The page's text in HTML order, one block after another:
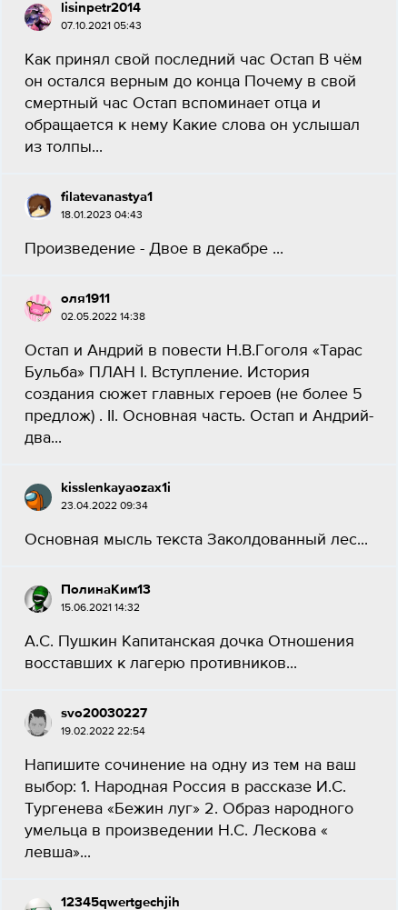
lisinpetr2014
07.10.2021 05:43
Как принял свой последний час Остап В чём
он остался верным до конца Почему в свой
смертный час Остап вспоминает отца и
обращается к нему Какие слова он услышал
из толпы...
filatevanastya1
18.01.2023 04:43
Произведение - Двое в декабре ​...
оля1911
02.05.2022 14:38
Остап и Андрий в повести Н.В.Гоголя «Тарас
Бульба» ПЛАН I. Вступление. История
создания сюжет главных героев (не более 5
предлож) . II. Основная часть. Остап и Андрий-
два...
kisslenkayaozax1i
23.04.2022 09:34
Основная мысль текста Заколдованный лес...
ПолинаКим13
15.06.2021 14:32
А.С. Пушкин Капитанская дочка Отношения
восставших к лагерю противников...
svo20030227
19.02.2022 22:54
Напишите сочинение на одну из тем на ваш
выбор: 1. Народная Россия в рассказе И.С.
Тургенева «Бежин луг» 2. Образ народного
умельца в произведении Н.С. Лескова «
левша»...
12345qwertgechjih